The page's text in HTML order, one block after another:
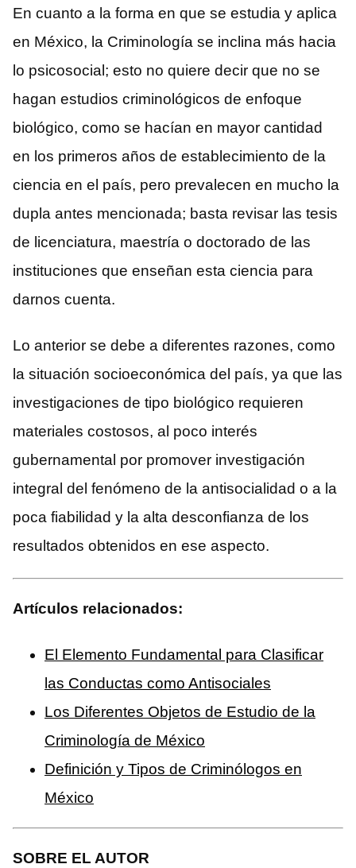
En cuanto a la forma en que se estudia y aplica
en México, la Criminología se inclina más hacia
lo psicosocial; esto no quiere decir que no se
hagan estudios criminológicos de enfoque
biológico, como se hacían en mayor cantidad
en los primeros años de establecimiento de la
ciencia en el país, pero prevalecen en mucho la
dupla antes mencionada; basta revisar las tesis
de licenciatura, maestría o doctorado de las
instituciones que enseñan esta ciencia para
darnos cuenta.
Lo anterior se debe a diferentes razones, como
la situación socioeconómica del país, ya que las
investigaciones de tipo biológico requieren
materiales costosos, al poco interés
gubernamental por promover investigación
integral del fenómeno de la antisocialidad o a la
poca fiabilidad y la alta desconfianza de los
resultados obtenidos en ese aspecto.
Artículos relacionados:
El Elemento Fundamental para Clasificar
las Conductas como Antisociales
Los Diferentes Objetos de Estudio de la
Criminología de México
Definición y Tipos de Criminólogos en
México
SOBRE EL AUTOR